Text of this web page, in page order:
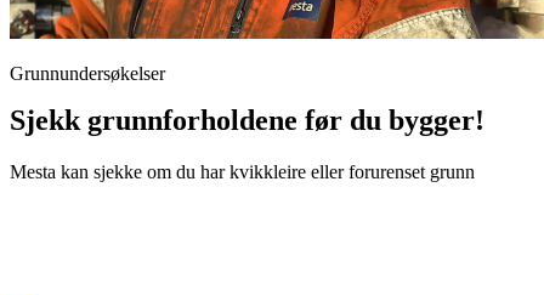
Grunnundersøkelser
Sjekk grunnforholdene før du bygger!
Mesta kan sjekke om du har kvikkleire eller forurenset grunn